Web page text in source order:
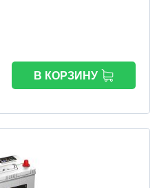
В КОРЗИНУ